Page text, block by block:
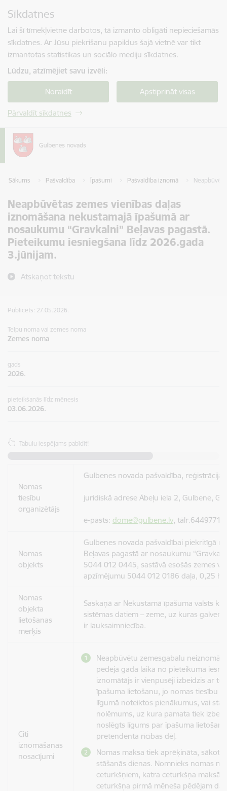
Sīkdatnes
Lai šī tīmekļvietne darbotos, tā izmanto obligāti nepieciešamās
sīkdatnes. Ar Jūsu piekrišanu papildus šajā vietnē var tikt
izmantotas statistikas un sociālo mediju sīkdatnes.
Lūdzu, atzīmējiet savu izvēli:
Noraidīt Apstiprināt visas
Pārvaldīt sīkdatnes
Sākums Pašvaldība Īpašumi Pašvaldība iznomā
Neapbūvētas zemes vienības daļas
iznomāšana nekustamajā īpašumā ar
nosaukumu “Gravkalni” Beļavas pagastā.
Pieteikumu iesniegšana līdz 2026.gada
3.jūnijam.
Atskaņot tekstu
Publicēts: 27.05.2026.
Telpu noma vai zemes noma
Zemes noma
gads
2026.
pieteikšanās līdz mēnesis
03.06.2026.
Tabulu iespējams pabīdīt!
Nomas
tiesību
organizētājs
Gulbenes novada pašvaldība,
juridiskā adrese Ābeļu iela 2, Gulbene,
e-pasts: dome@gulbene.lv, tālr.64497710
Nomas
objekts
Gulbenes novada pašvaldībai piekritīgā
Beļavas pagastā ar nosaukumu
5044 012 0445, sastāvā esošās zemes
apzīmējumu 5044 012 0186 daļa, 0,25
Nomas
objekta
lietošanas
mērķis
Saskaņā ar Nekustamā īpašuma valsts
sistēmas datiem – zeme, uz kuras
ir lauksaimniecība.
Citi
iznomāšanas
nosacījumi
Neapbūvētu zemesgabalu neiznomā
pēdējā gada laikā no pieteikuma
iznomātājs ir vienpusēji izbeidzis ar
īpašuma lietošanu, jo nomas tiesību
līgumā noteiktos pienākumus, vai
nolēmums, uz kura pamata tiek
noslēgts līgums par īpašuma
pretendenta rīcības dēļ.
Nomas maksa tiek aprēķināta, sākot
stāšanās dienas. Nomnieks nomas
ceturkšņiem, katra ceturkšņa
ceturkšņa pirmā mēneša pēdējam